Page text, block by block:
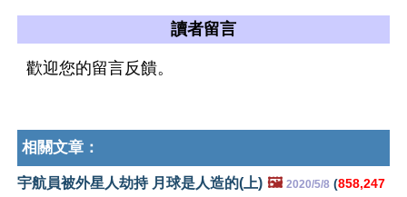
讀者留言
歡迎您的留言反饋。
相關文章：
宇航員被外星人劫持 月球是人造的(上) 🖼️ 2020/5/8 (858,247